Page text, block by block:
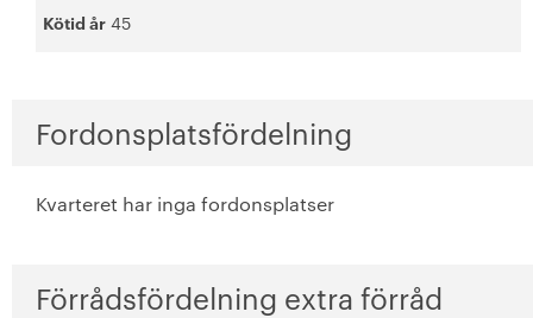
Kötid år 45
Fordonsplatsfördelning
Kvarteret har inga fordonsplatser
Förrådsfördelning extra förråd